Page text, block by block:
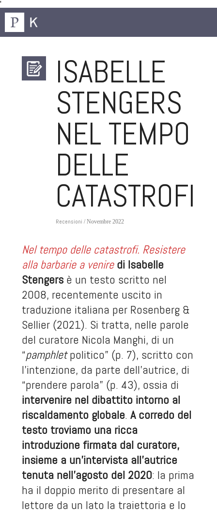
'
ISABELLE
STENGERS
NEL TEMPO
DELLE
CATASTROFI
Recensioni / Novembre 2022
Nel tempo delle catastrofi. Resistere
alla barbarie a veniredi Isabelle
Stengersè un testo scritto nel
2008, recentemente uscito in
traduzione italiana per Rosenberg &
Sellier (2021). Si tratta, nelle parole
del curatore Nicola Manghi, di un
“pamphletpolitico” (p. 7), scritto con
l’intenzione, da parte dell’autrice, di
“prendere parola” (p. 43), ossia di
intervenire nel dibattito intorno al
riscaldamento globale. A corredo del
testo troviamo una ricca
introduzione firmata dal curatore,
insieme a un’intervista all’autrice
tenuta nell’agosto del 2020: la prima
ha il doppio merito di presentare al
lettore da un lato la traiettoria e lo